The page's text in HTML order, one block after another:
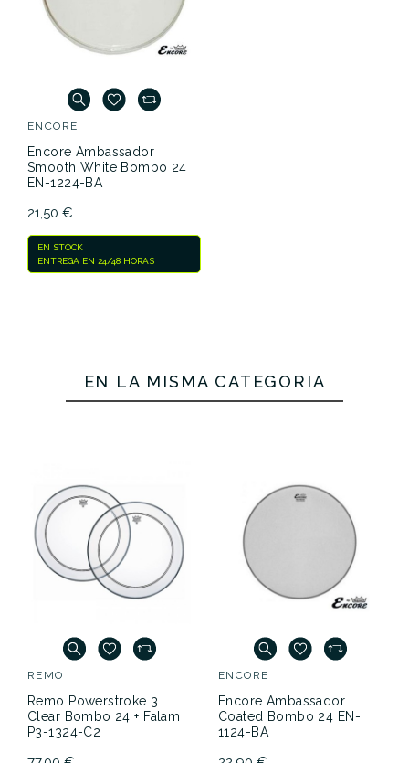
ENCORE
Encore Ambassador
Smooth White Bombo 24
EN-1224-BA
21,50 €
EN STOCK
ENTREGA EN 24/48 HORAS
EN LA MISMA CATEGORÍA
REMO
Remo Powerstroke 3
Clear Bombo 24 + Falam
P3-1324-C2
ENCORE
Encore Ambassador
Coated Bombo 24 EN-
1124-BA